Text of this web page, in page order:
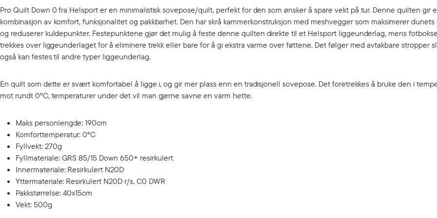
Pro Quilt Down 0 fra Helsport er en minimalistisk sovepose/quilt, perfekt for den som ønsker å spare vekt på tur. Denne quilten gir
kombinasjon av komfort, funksjonalitet og pakkbarhet. Den har skrå kammerkonstruksjon med meshvegger som maksimerer
og reduserer kuldepunkter. Festepunktene gjør det mulig å feste denne quilten direkte til et Helsport liggeunderlag, mens
trekkes over liggeunderlaget for å eliminere trekk eller bare for å gi ekstra varme over føttene. Det følger med avtakbare stropper
også kan festes til andre typer liggeunderlag.
En quilt som dette er svært komfortabel å ligge i, og gir mer plass enn en tradisjonell sovepose. Det foretrekkes å bruke den i
mot rundt 0°C, temperaturer under det vil man gjerne savne en varm hette.
Maks personlengde: 190cm
Komforttemperatur: 0°C
Fyllvekt: 270g
Fyllmateriale: GRS 85/15 Down 650+ resirkulert
Innermateriale: Resirkulert N20D
Yttermateriale: Resirkulert N20D r/s, C0 DWR
Pakkstørrelse: 40x15cm
Vekt: 500g